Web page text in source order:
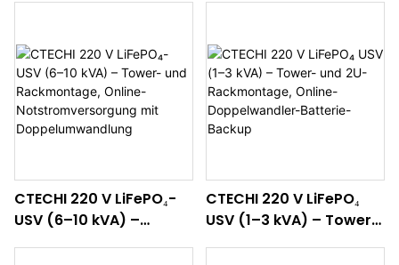
CTECHI 220 V LiFePO₄-
USV (6–10 kVA) –
CTECHI 220 V LiFePO₄
USV (1–3 kVA) – Tower-